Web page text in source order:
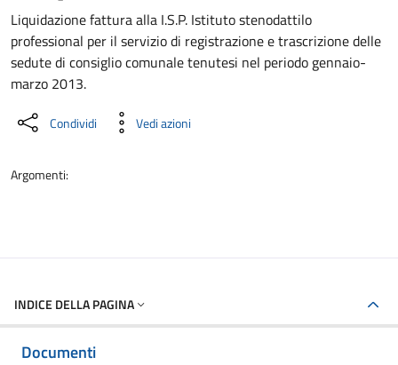
Dettaglio del documento
Liquidazione fattura alla I.S.P. Istituto stenodattilo
professional per il servizio di registrazione e trascrizione delle
sedute di consiglio comunale tenutesi nel periodo gennaio-
marzo 2013.
Condividi Vedi azioni
Argomenti:
INDICE DELLA PAGINA
Documenti